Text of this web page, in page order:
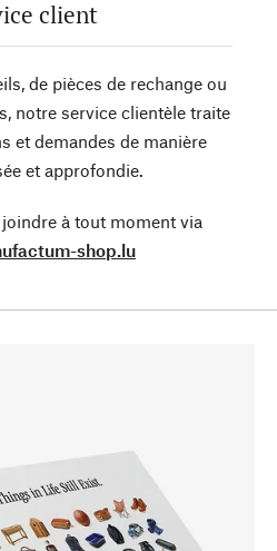
client
de pièces de rechange ou
notre service clientèle traite
et demandes de manière
et approfondie.
à tout moment via
shop.lu